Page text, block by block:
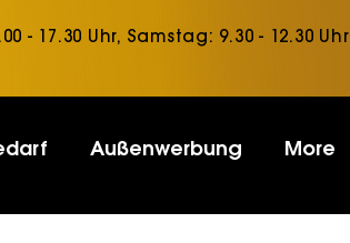
- 17.30 Uhr, Samstag: 9.30 - 12.30 Uhr
Außenwerbung More